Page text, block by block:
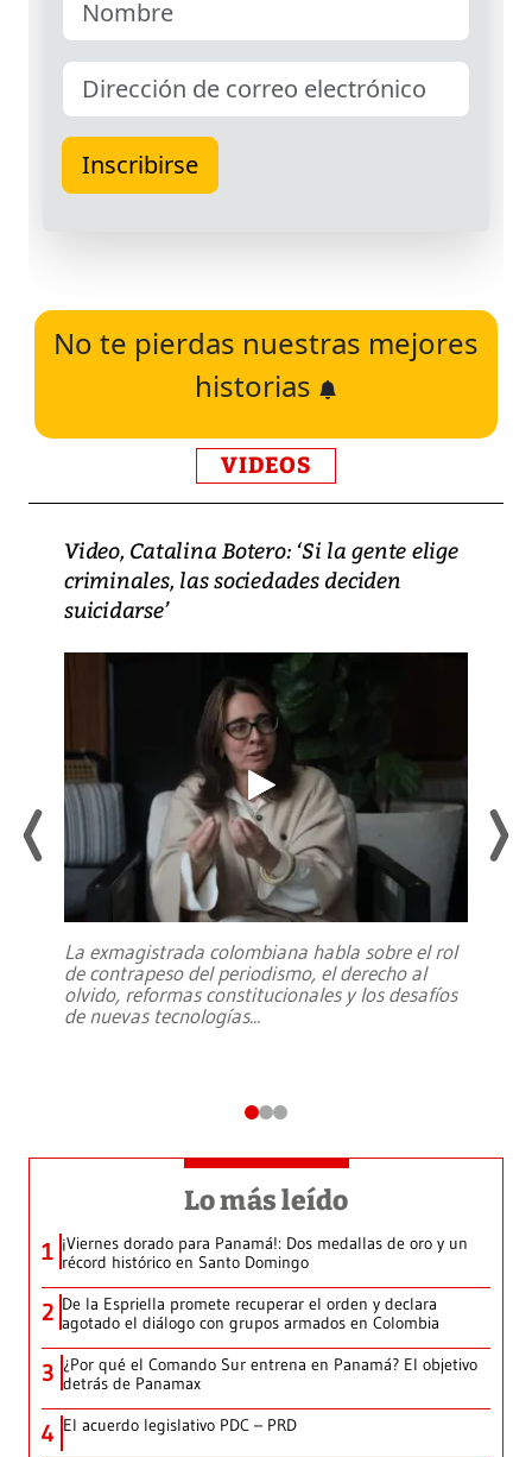
No te pierdas nuestras mejores
historias
VIDEOS
Video, Catalina Botero: ‘Si la gente elige
criminales, las sociedades deciden
suicidarse’
La exmagistrada colombiana habla sobre el rol
de contrapeso del periodismo, el derecho al
olvido, reformas constitucionales y los desafíos
de nuevas tecnologías...
Lo más leído
1 ¡Viernes dorado para Panamá!: Dos medallas de oro y un
récord histórico en Santo Domingo
2 De la Espriella promete recuperar el orden y declara
agotado el diálogo con grupos armados en Colombia
3 ¿Por qué el Comando Sur entrena en Panamá? El objetivo
detrás de Panamax
4 El acuerdo legislativo PDC – PRD